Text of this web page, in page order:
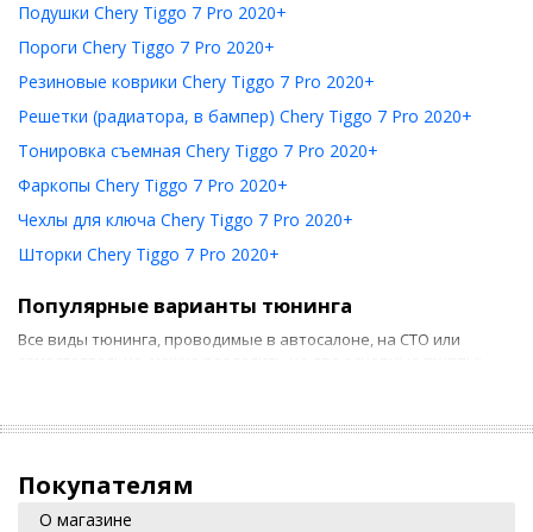
Подушки Chery Tiggo 7 Pro 2020+
Пороги Chery Tiggo 7 Pro 2020+
Резиновые коврики Chery Tiggo 7 Pro 2020+
Решетки (радиатора, в бампер) Chery Tiggo 7 Pro 2020+
Тонировка съемная Chery Tiggo 7 Pro 2020+
Фаркопы Chery Tiggo 7 Pro 2020+
Чехлы для ключа Chery Tiggo 7 Pro 2020+
Шторки Chery Tiggo 7 Pro 2020+
Популярные варианты тюнинга
Все виды тюнинга, проводимые в автосалоне, на СТО или
новых накидок на сиденье, ковриков и т. д. Если такие
например, при необходимости установки
электростеклоподъемника.
Покупателям
О магазине